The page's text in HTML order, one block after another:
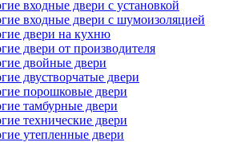
входные двери с установкой
входные двери с шумоизоляцией
двери на кухню
двери от производителя
двойные двери
двустворчатые двери
порошковые двери
тамбурные двери
технические двери
утепленные двери